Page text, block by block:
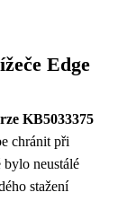
Edge
KB5033375
chránit při
bylo neustálé
stažení